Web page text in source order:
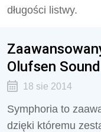
długości listwy.
Olufsen
18 sie 2014
Symphoria to
dzięki któremu